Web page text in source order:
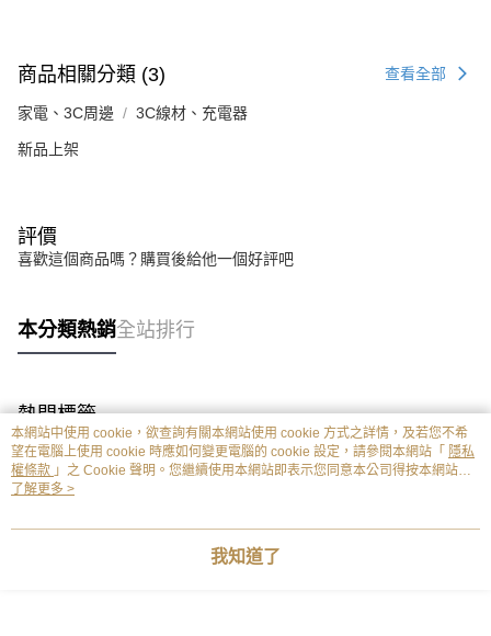
商品相關分類 (3) 查看全部
家電、3C周邊 3C線材、充電器
新品上架
評價
喜歡這個商品嗎？購買後給他一個好評吧
本分類熱銷全站排行
熱門標籤
本網站中使用 cookie，欲查詢有關本網站使用 cookie 方式之詳情，及若您不希
望在電腦上使用 cookie 時應如何變更電腦的 cookie 設定，請參閱本網站「 隱私
權條款 」之 Cookie 聲明。您繼續使用本網站即表示您同意本公司得按本網站使
用條款之 Cookie 聲明使用 cookie。
了解更多 >
我知道了